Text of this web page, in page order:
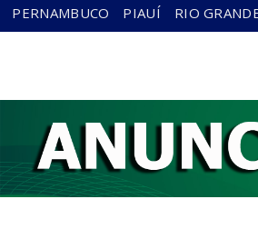
PERNAMBUCO PIAUÍ RIO